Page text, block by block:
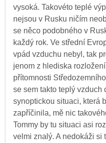
vysoká. Takovéto teplé
nejsou v Rusku ničím
se něco podobného v
každý rok. Ve střední
vpád vzduchu nebyl, tak
jenom z hlediska
přítomnosti
se sem takto teplý vzduch
synoptickou situaci, která
zapříčinila, mě nic
Tommy by tu situaci asi
velmi znalý. A nedokáži si